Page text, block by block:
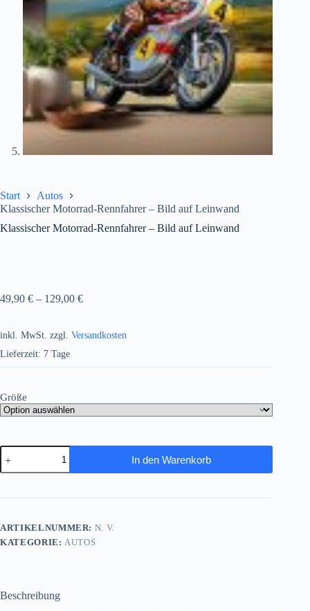
Start
Autos
Klassischer Motorrad-Rennfahrer – Bild auf Leinwand
Klassischer Motorrad-Rennfahrer – Bild auf Leinwand
49,90 € – 129,00 €
inkl. MwSt. zzgl. Versandkosten
Lieferzeit: 7 Tage
Größe
Klassischer
Motorrad-
Rennfahrer
Bild
Menge
In den Warenkorb
ARTIKELNUMMER: N. V.
KATEGORIE:AUTOS
Beschreibung